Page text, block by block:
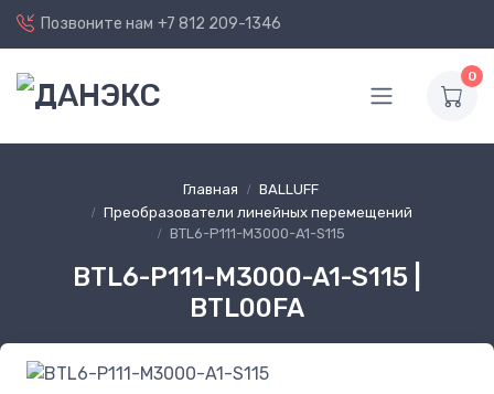
Позвоните нам +7 812 209-1346
0
Главная
BALLUFF
Преобразователи линейных перемещений
BTL6-P111-M3000-A1-S115
BTL6-P111-M3000-A1-S115 |
BTL00FA